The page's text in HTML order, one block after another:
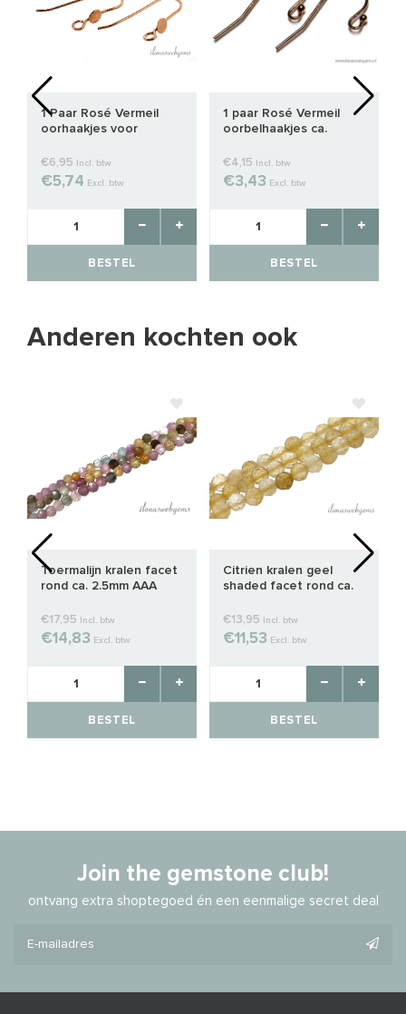
1 Paar Rosé Vermeil
oorhaakjes voor
€6,95 Incl. btw
€5,74 Excl. btw
BESTEL
1 paar Rosé Vermeil
oorbelhaakjes ca.
€4,15 Incl. btw
€3,43 Excl. btw
BESTEL
Anderen kochten ook
Toermalijn kralen facet
rond ca. 2.5mm AAA
€17,95 Incl. btw
€14,83 Excl. btw
BESTEL
Citrien kralen geel
shaded facet rond ca.
€13,95 Incl. btw
€11,53 Excl. btw
BESTEL
Join the gemstone club!
ontvang extra shoptegoed én een eenmalige secret deal